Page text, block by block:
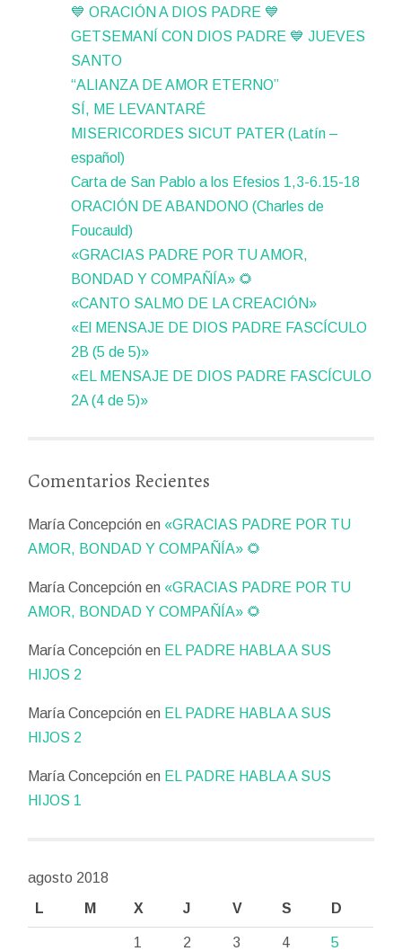
💙 ORACIÓN A DIOS PADRE 💙
GETSEMANÍ CON DIOS PADRE 💙 JUEVES
SANTO
“ALIANZA DE AMOR ETERNO”
SÍ, ME LEVANTARÉ
MISERICORDES SICUT PATER (Latín –
español)
Carta de San Pablo a los Efesios 1,3-6.15-18
ORACIÓN DE ABANDONO (Charles de
Foucauld)
«GRACIAS PADRE POR TU AMOR,
BONDAD Y COMPAÑÍA» 🌻
«CANTO SALMO DE LA CREACIÓN»
«El MENSAJE DE DIOS PADRE FASCÍCULO
2B (5 de 5)»
«EL MENSAJE DE DIOS PADRE FASCÍCULO
2A (4 de 5)»
Comentarios Recientes
María Concepción en «GRACIAS PADRE POR TU
AMOR, BONDAD Y COMPAÑÍA» 🌻
María Concepción en «GRACIAS PADRE POR TU
AMOR, BONDAD Y COMPAÑÍA» 🌻
María Concepción en EL PADRE HABLA A SUS
HIJOS 2
María Concepción en EL PADRE HABLA A SUS
HIJOS 2
María Concepción en EL PADRE HABLA A SUS
HIJOS 1
agosto 2018
L
M X J V S D
1 2 3 4
5